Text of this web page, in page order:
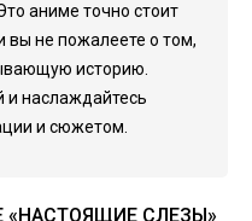
аниме точно стоит
вы не пожалеете о том,
историю.
и наслаждайтесь
и сюжетом.
СЛЕЗЫ»